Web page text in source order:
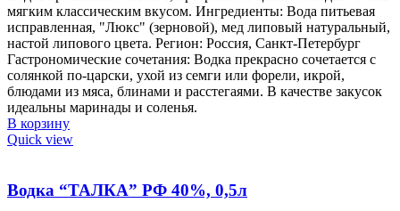
мягким классическим вкусом. Ингредиенты: Вода питьевая
исправленная, "Люкс" (зерновой), мед липовый натуральный,
настой липового цвета. Регион: Россия, Санкт-Петербург
Гастрономические сочетания: Водка прекрасно сочетается с
солянкой по-царски, ухой из семги или форели, икрой,
блюдами из мяса, блинами и расстегаями. В качестве закусок
идеальны маринады и соленья.
В корзину
Quick view
Водка “ТАЛКА” РФ 40%, 0,5л